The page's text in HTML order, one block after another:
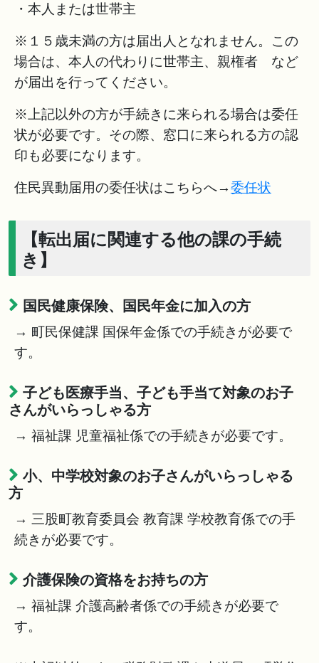
・本人または世帯主
※１５歳未満の方は届出人となれません。この
場合は、本人の代わりに世帯主、親権者 など
が届出を行ってください。
※上記以外の方が手続きに来られる場合は委任
状が必要です。その際、窓口に来られる方の認
印も必要になります。
住民異動届用の委任状はこちらへ→委任状
【転出届に関連する他の課の手続
き】
国民健康保険、国民年金に加入の方
→ 町民保健課 国保年金係での手続きが必要で
す。
子ども医療手当、子ども手当て対象のお子
さんがいらっしゃる方
→ 福祉課 児童福祉係での手続きが必要です。
小、中学校対象のお子さんがいらっしゃる
方
→ 三股町教育委員会 教育課 学校教育係での手
続きが必要です。
介護保険の資格をお持ちの方
→ 福祉課 介護高齢者係での手続きが必要で
す。